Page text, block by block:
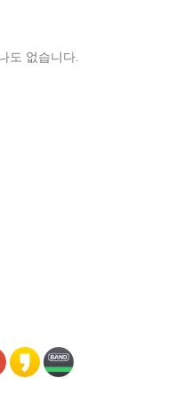
도 없습니다.